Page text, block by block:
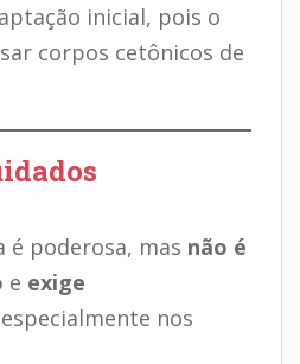
inicial, pois o
corpos cetônicos de
é poderosa, mas não é
e exige
nos